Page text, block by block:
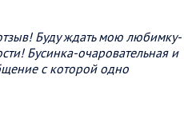
Буду ждать мою любимку-
Бусинка-очаровательная и
с которой одно